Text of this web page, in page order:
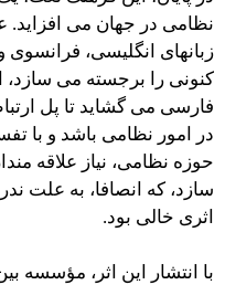
نظامی در جهان می افزاید.
زبانهای انگلیسی، فرانسوی
کنونی را برجسته می سازد،
فارسی می گشاید تا پل
در امور نظامی باشد و با
حوزه نظامی، نیاز علاقه
سازد، که انصافا، به علت
اثری خالی بود.
با انتشار این اثر، مؤسسه